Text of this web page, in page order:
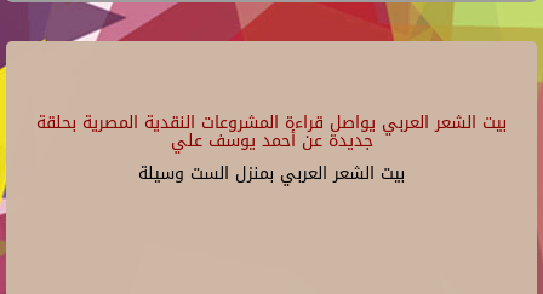
بيت الشعر العربي يواصل قراءة المشروعات النقدية المصرية بحلقة
جديدة عن أحمد يوسف علي
بيت الشعر العربي بمنزل الست وسيلة